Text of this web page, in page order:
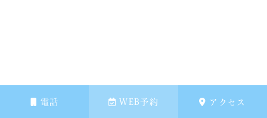
電話 WEB予約 アクセス
大腸内視鏡検査は札幌大通胃と大腸の内視鏡